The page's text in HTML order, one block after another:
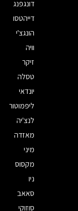
דונגפנג
דייהטסו
הונגצ'י
וויה
זיקר
טסלה
יונדאי
ליפמוטור
לנצ'יה
מאזדה
מיני
מקסוס
ניו
סאאב
סוזוקי